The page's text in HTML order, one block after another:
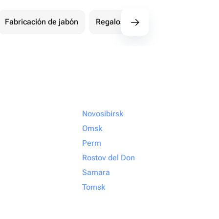
Fabricación de jabón Regalos fotográficos
Novosibirsk
Omsk
Perm
Rostov del Don
Samara
Tomsk